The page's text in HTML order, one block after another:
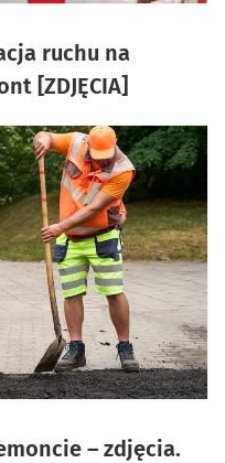
ruchu na
[ZDJĘCIA]
– zdjęcia.